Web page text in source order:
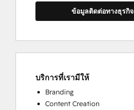
ข้อมูลติดต่อทางธุรกิจ
บริการที่เรามีให้
Branding
Content Creation